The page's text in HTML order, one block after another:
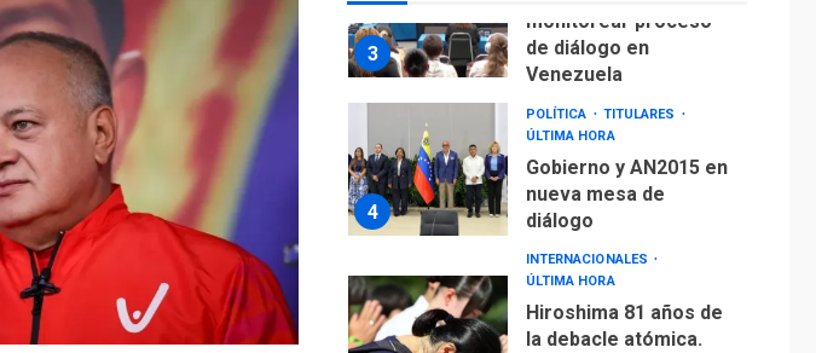
3
monitorear proceso
de diálogo en
Venezuela
4
POLÍTICA
TITULARES
ÚLTIMA HORA
Gobierno y AN2015 en
nueva mesa de
diálogo
INTERNACIONALES
ÚLTIMA HORA
Hiroshima 81 años de
la debacle atómica.